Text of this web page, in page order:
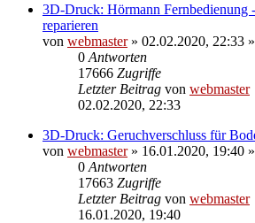
3D-Druck: Hörmann Fernbedienung
reparieren
von webmaster» 02.02.2020, 22:33
0 Antworten
17666 Zugriffe
Letzter Beitrag von webmaster
02.02.2020, 22:33
3D-Druck: Geruchverschluss für
von webmaster» 16.01.2020, 19:40
0 Antworten
17663 Zugriffe
Letzter Beitrag von webmaster
16.01.2020, 19:40